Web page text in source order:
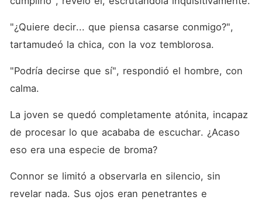
"¿Quiere decir... que piensa casarse conmigo?",
tartamudeó la chica, con la voz temblorosa.
"Podría decirse que sí", respondió el hombre, con
calma.
La joven se quedó completamente atónita, incapaz
de procesar lo que acababa de escuchar. ¿Acaso
eso era una especie de broma?
Connor se limitó a observarla en silencio, sin
revelar nada. Sus ojos eran penetrantes e